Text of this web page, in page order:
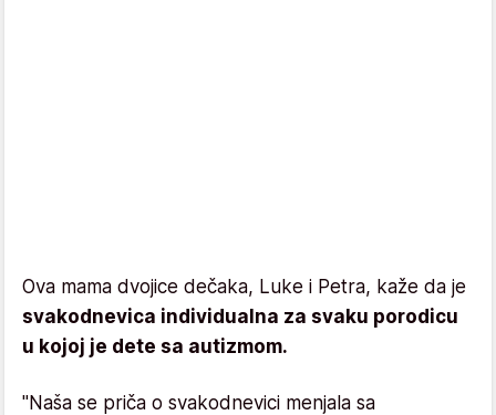
Ova mama dvojice dečaka, Luke i Petra, kaže da je
svakodnevica individualna za svaku porodicu
u kojoj je dete sa autizmom.
"Naša se priča o svakodnevici menjala sa